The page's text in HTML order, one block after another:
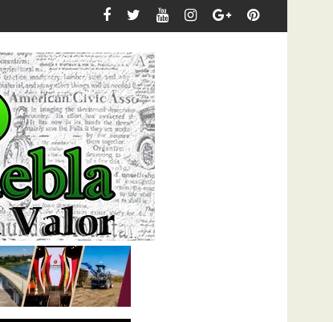
el derecho de niñas, niños y adolescentes a conocer